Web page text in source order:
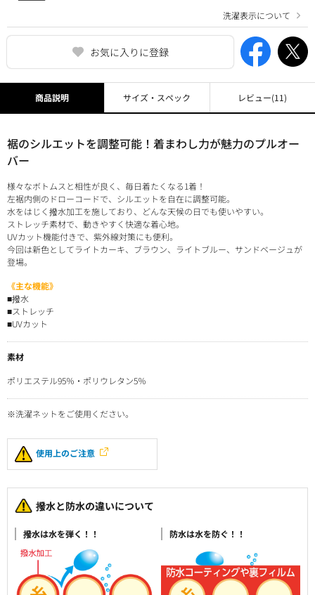
お気に入りに登録
洗濯表示について
商品説明
裾のシルエットを調整可能！着まわし力が魅力のプルオー
バー
様々なボトムスと相性が良く、毎日着たくなる1着！
左裾内側のドローコードで、シルエットを自在に調整可能。
水をはじく撥水加工を施しており、どんな天候の日でも使いやすい。
ストレッチ素材で、動きやすく快適な着心地。
UVカット機能付きで、紫外線対策にも便利。
今回は新色としてライトカーキ、ブラウン、ライトブルー、サンドベージュが
登場。
《主な機能》
■撥水
■ストレッチ
■UVカット
素材
ポリエステル95％・ポリウレタン5％
※洗濯ネットをご使用ください。
使用上のご注意
撥水と防水の違いについて
撥水は水を弾く！！ 防水は水を防ぐ！！
サイズ・スペック レビュー(11)